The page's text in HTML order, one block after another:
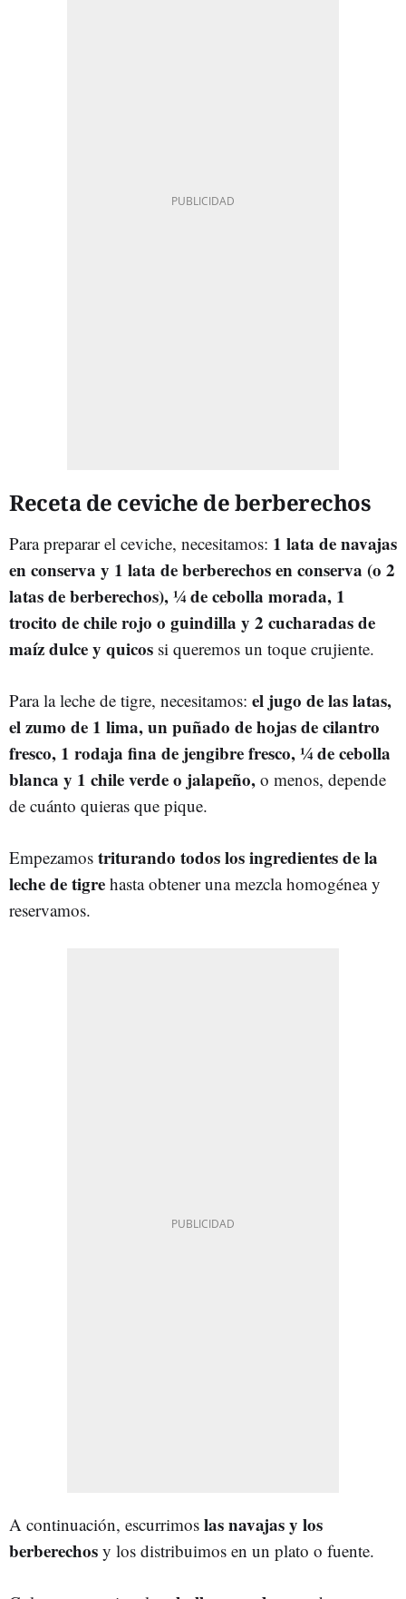
Receta de ceviche de berberechos
Para preparar el ceviche, necesitamos: 1 lata de navajas
en conserva y 1 lata de berberechos en conserva (o 2
latas de berberechos), ¼ de cebolla morada, 1
trocito de chile rojo o guindilla y 2 cucharadas de
maíz dulce y quicos si queremos un toque crujiente.
Para la leche de tigre, necesitamos: el jugo de las latas,
el zumo de 1 lima, un puñado de hojas de cilantro
fresco, 1 rodaja fina de jengibre fresco, ¼ de cebolla
blanca y 1 chile verde o jalapeño, o menos, depende
de cuánto quieras que pique.
Empezamos triturando todos los ingredientes de la
leche de tigre hasta obtener una mezcla homogénea y
reservamos.
A continuación, escurrimos las navajas y los
berberechos y los distribuimos en un plato o fuente.